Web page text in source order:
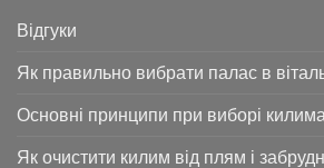
Відгуки
Як правильно вибрати палас в
Основні принципи при виборі килима
Як очистити килим від плям і